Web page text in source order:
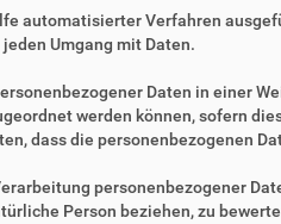
automatisierter Verfahren
Umgang mit Daten.
Daten in einer
werden können, sofern
dass die personenbezogenen
personenbezogener
Person beziehen, zu